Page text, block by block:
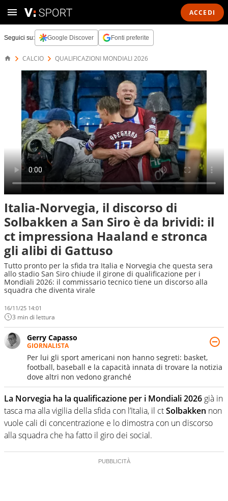
ACCEDI
Seguici su: Google Discover Fonti preferite
CALCIO QUALIFICAZIONI MONDIALI 2026
Italia-Norvegia, il discorso di
Solbakken a San Siro è da brividi: il
ct impressiona Haaland e stronca
gli alibi di Gattuso
Tutto pronto per la sfida tra Italia e Norvegia che questa sera
allo stadio San Siro chiude il girone di qualificazione per i
Mondiali 2026: il commissario tecnico tiene un discorso alla
squadra che diventa virale
16/11/25 14:01
3 min di lettura
Gerry Capasso
GIORNALISTA
Per lui gli sport americani non hanno segreti: basket,
football, baseball e la capacità innata di trovare la notizia
dove altri non vedono granché
La Norvegia ha la qualificazione per i Mondiali 2026 già in
tasca ma alla vigilia della sfida con l’Italia, il ctSolbakken non
vuole cali di concentrazione e lo dimostra con un discorso
alla squadra che ha fatto il giro dei social.